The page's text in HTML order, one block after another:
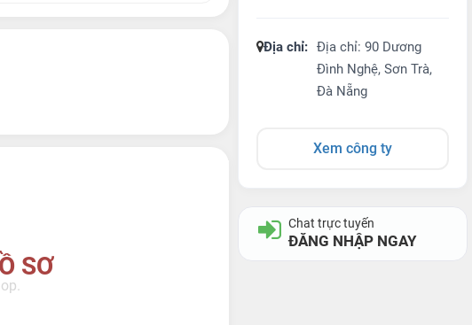
SƠ
Địa chỉ: Địa chỉ: 90 Dương
Đình Nghệ, Sơn Trà,
Đà Nẵng
Xem công ty
Chat trực tuyến
ĐĂNG NHẬP NGAY